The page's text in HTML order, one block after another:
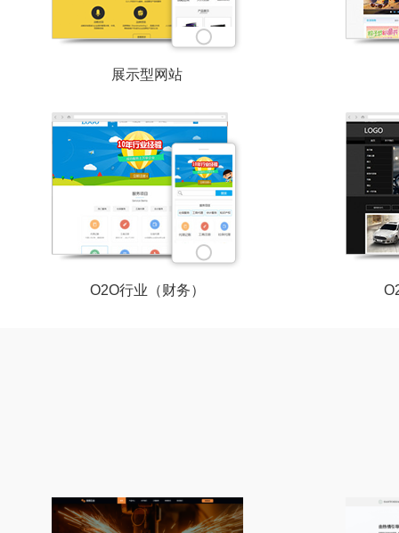
展示型网站
O2O行业（财务）